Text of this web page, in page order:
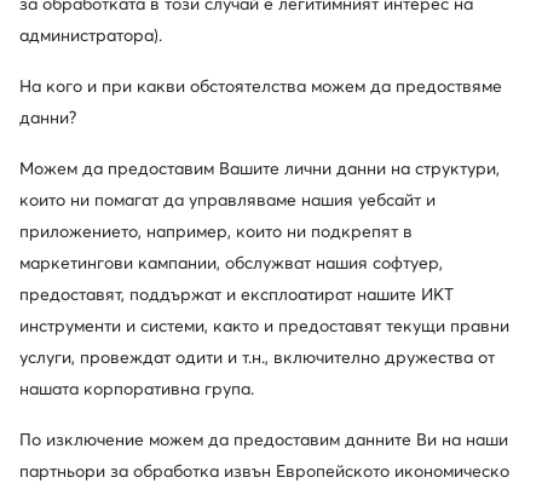
още 25% Код: SUMMER
-19%
Scholl
Сандали · Син
Редовна цена129,99 €-36%
Най-ниска цена 101,99 €-19%
още 35% Код: SUMMER
Промоция
Laura Vita
Редовна цена87,94 €-36%
Най-ниска цена59,99 €-6%
администратора).
На кого и при какви обстоятелства можем да предоствяме
данни?
Можем да предоставим Вашите лични данни на структури,
които ни помагат да управляваме нашия уебсайт и
приложението, например, които ни подкрепят в
маркетингови кампании, обслужват нашия софтуер,
предоставят, поддържат и експлоатират нашите ИКТ
инструменти и системи, както и предоставят текущи правни
услуги, провеждат одити и т.н., включително дружества от
нашата корпоративна група.
По изключение можем да предоставим данните Ви на наши
партньори за обработка извън Европейското икономическо